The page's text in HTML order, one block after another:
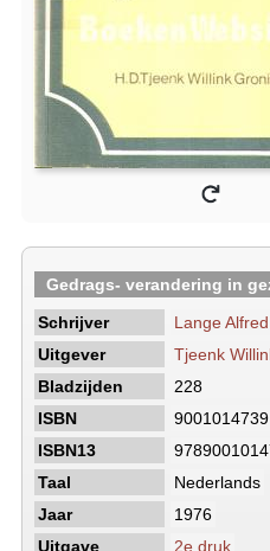
Gedrags- verandering in
Schrijver
Lange
Uitgever
Tjeenk
Bladzijden
228
ISBN
9001014739
ISBN13
Taal
Nederlands
Jaar
1976
Uitgave
2e druk